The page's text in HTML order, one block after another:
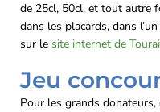
de 25cl, 50cl, et tout autre
dans les placards, dans
sur le site internet de
Jeu
Pour les grands